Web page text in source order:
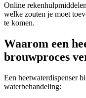
Online
welke zouten je moet
te komen.
Waarom een
brouwproces
Een heetwaterdispenser
waterbehandeling: